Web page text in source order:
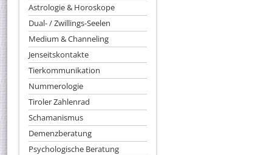
Astrologie & Horoskope
Dual- / Zwillings-Seelen
Medium & Channeling
Jenseitskontakte
Tierkommunikation
Nummerologie
Tiroler Zahlenrad
Schamanismus
Demenzberatung
Psychologische Beratung